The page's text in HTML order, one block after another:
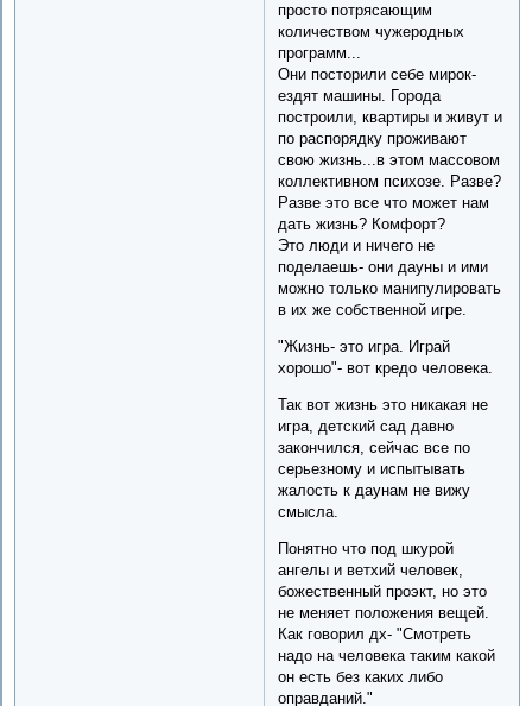
просто потрясающим
количеством чужеродных
программ...
Они посторили себе мирок-
ездят машины. Города
построили, квартиры и живут и
по распорядку проживают
свою жизнь...в этом массовом
коллективном психозе. Разве?
Разве это все что может нам
дать жизнь? Комфорт?
Это люди и ничего не
поделаешь- они дауны и ими
можно только манипулировать
в их же собственной игре.
"Жизнь- это игра. Играй
хорошо"- вот кредо человека.
Так вот жизнь это никакая не
игра, детский сад давно
закончился, сейчас все по
серьезному и испытывать
жалость к даунам не вижу
смысла.
Понятно что под шкурой
ангелы и ветхий человек,
божественный проэкт, но это
не меняет положения вещей.
Как говорил дх- "Смотреть
надо на человека таким какой
он есть без каких либо
оправданий."